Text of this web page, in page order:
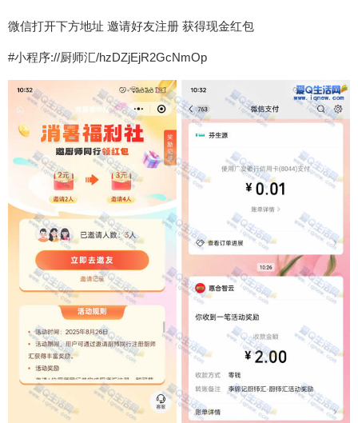
微信打开下方地址 邀请好友注册 获得现金红包
#小程序://厨师汇/hzDZjEjR2GcNmOp